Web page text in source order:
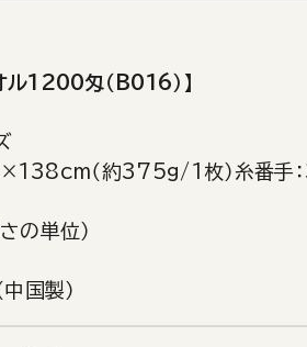
ル1200匁（B016）】
（約375g/1枚）糸番手
の単位）
国製）